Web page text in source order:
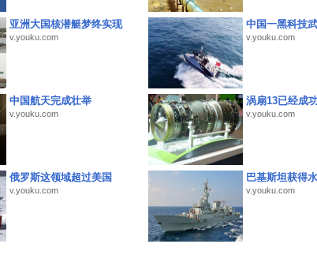
亚洲大国核潜艇梦终实现
v.youku.com
中国一黑科技
v.youku.com
中国航天完成壮举
v.youku.com
涡扇13已经成
v.youku.com
俄罗斯这领域超过美国
v.youku.com
巴基斯坦获得
v.youku.com